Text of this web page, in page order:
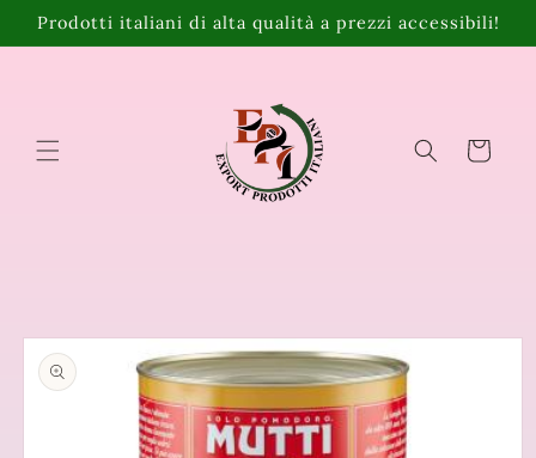
direttamente
ai contenuti
Prodotti italiani di alta qualità a prezzi accessibili!
Carrello
Passa alle
informazioni
sul prodotto